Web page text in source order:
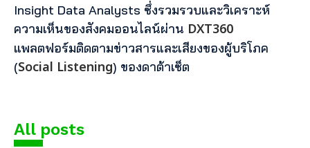
Insight Data Analysts ซึ่งรวมรวบและวิเคราะห์
ความเห็นของสังคมออนไลน์ผ่าน DXT360
แพลตฟอร์มติดตามข่าวสารและเสียงของผู้บริโภค
(Social Listening) ของดาต้าเซ็ต
All posts